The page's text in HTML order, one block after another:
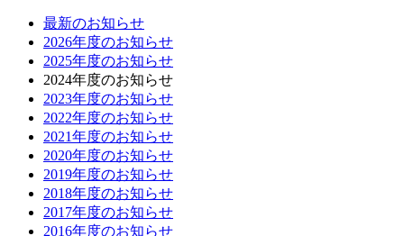
最新のお知らせ
2026年度のお知らせ
2025年度のお知らせ
2024年度のお知らせ
2023年度のお知らせ
2022年度のお知らせ
2021年度のお知らせ
2020年度のお知らせ
2019年度のお知らせ
2018年度のお知らせ
2017年度のお知らせ
2016年度のお知らせ